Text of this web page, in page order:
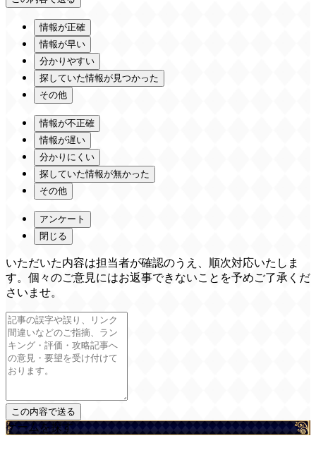
情報が正確
情報が早い
分かりやすい
探していた情報が見つかった
その他
情報が不正確
情報が遅い
分かりにくい
探していた情報が無かった
その他
アンケート
閉じる
いただいた内容は担当者が確認のうえ、順次対応いたしま
す。個々のご意見にはお返事できないことを予めご了承くだ
さいませ。
ゲームを探す